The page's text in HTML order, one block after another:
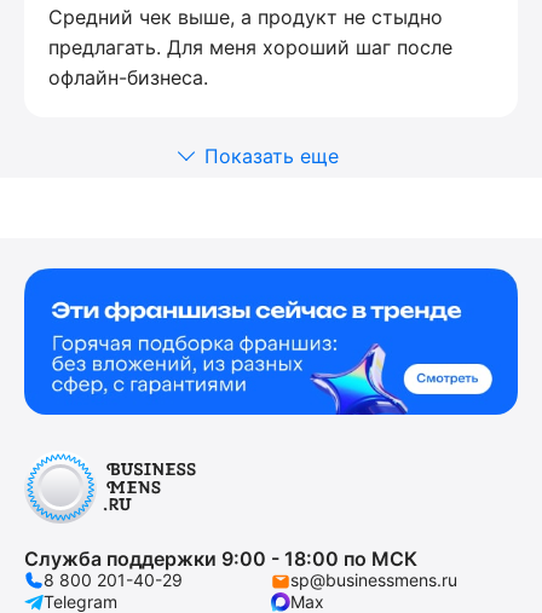
Средний чек выше, а продукт не стыдно
предлагать. Для меня хороший шаг после
офлайн-бизнеса.
Показать еще
Служба поддержки 9:00 - 18:00 по МСК
8 800 201-40-29
sp@businessmens.ru
Telegram
Max